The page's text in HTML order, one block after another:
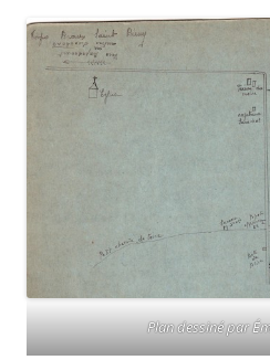
Plan dessiné par